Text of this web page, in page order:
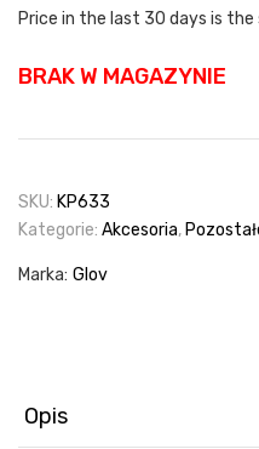
wynosiła:
Price in the last 30 days is
BRAK W MAGAZYNIE
SKU: KP633
Kategorie: Akcesoria,
Marka: Glov
Opis